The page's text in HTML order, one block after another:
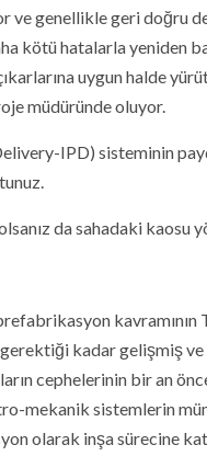
ve genellikle geri doğru
kötü hatalarla yeniden
uygun halde
müdüründe oluyor.
IPD) sisteminin
da sahadaki kaosu
kavramının
gerektiği kadar gelişmiş
cephelerinin bir an
mekanik sistemlerin
olarak inşa sürecine